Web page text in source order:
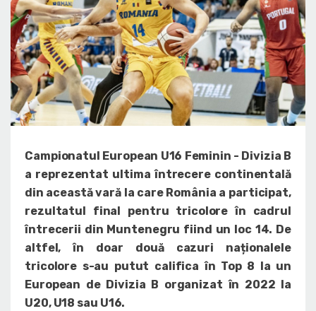
Campionatul European U16 Feminin - Divizia B
a reprezentat ultima întrecere continentală
din această vară la care România a participat,
rezultatul final pentru tricolore în cadrul
întrecerii din Muntenegru fiind un loc 14. De
altfel, în doar două cazuri naționalele
tricolore s-au putut califica în Top 8 la un
European de Divizia B organizat în 2022 la
U20, U18 sau U16.